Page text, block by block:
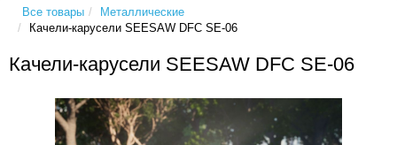
Все товары
Металлические
Качели-карусели SEESAW DFC SE-06
Качели-карусели SEESAW DFC SE-06